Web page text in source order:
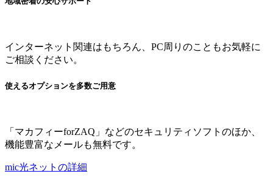
インターネット関連はもちろん、PC周りのこともお気軽に
ご相談ください。
使えるオプションを多数ご用意
「マカフィーforZAQ」などのセキュリティソフトのほか、
機能豊富なメールも無料です。
mic光ネットの詳細